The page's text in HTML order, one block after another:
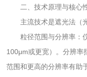
二、技术原理与核心
主流技术是遮光法（光
粒径范围与分辨率：仪
100μm或更宽）。分辨率
范围和更高的分辨率有助